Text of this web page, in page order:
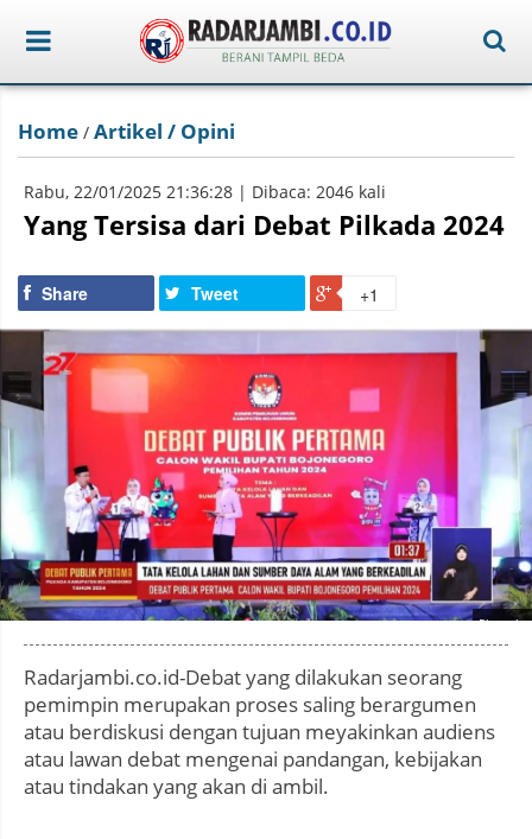
Home / Artikel / Opini
Rabu, 22/01/2025 21:36:28 | Dibaca: 2046 kali
Yang Tersisa dari Debat Pilkada 2024
Share Tweet +1
Photo by
Radarjambi.co.id-Debat yang dilakukan seorang
pemimpin merupakan proses saling berargumen
atau berdiskusi dengan tujuan meyakinkan audiens
atau lawan debat mengenai pandangan, kebijakan
atau tindakan yang akan di ambil.